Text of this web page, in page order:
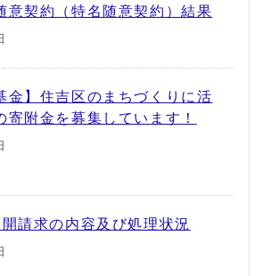
意契約（特名随意契約）結果
金】住吉区のまちづくりに活
寄附金を募集しています！
請求の内容及び処理状況